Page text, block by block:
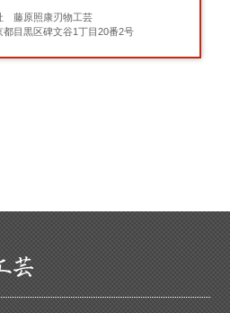
藤原照康刃物工芸
目黒区碑文谷1丁目20番2号